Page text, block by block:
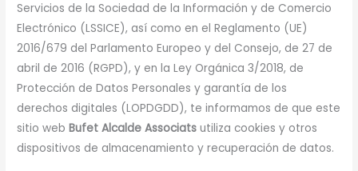
Servicios de la Sociedad de la Información y de Comercio
Electrónico (LSSICE), así como en el Reglamento (UE)
2016/679 del Parlamento Europeo y del Consejo, de 27 de
abril de 2016 (RGPD), y en la Ley Orgánica 3/2018, de
Protección de Datos Personales y garantía de los
derechos digitales (LOPDGDD), te informamos de que este
sitio webBufet Alcalde Associats utiliza cookies y otros
dispositivos de almacenamiento y recuperación de datos.